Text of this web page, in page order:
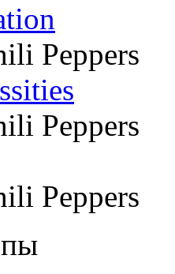
Peppers
Peppers
Peppers